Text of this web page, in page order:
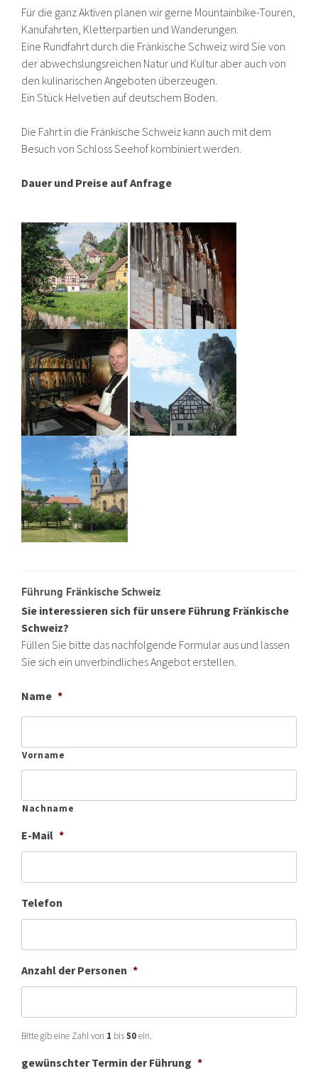
Für die ganz Aktiven planen wir gerne Mountainbike-Touren,
Kanufahrten, Kletterpartien und Wanderungen.
Eine Rundfahrt durch die Fränkische Schweiz wird Sie von
der abwechslungsreichen Natur und Kultur aber auch von
den kulinarischen Angeboten überzeugen.
Ein Stück Helvetien auf deutschem Boden.
Die Fahrt in die Fränkische Schweiz kann auch mit dem
Besuch von Schloss Seehof kombiniert werden.
Dauer und Preise auf Anfrage
Führung Fränkische Schweiz
Sie interessieren sich für unsere Führung Fränkische
Schweiz?
Füllen Sie bitte das nachfolgende Formular aus und lassen
Sie sich ein unverbindliches Angebot erstellen.
Name *
Vorname
Nachname
E-Mail *
Telefon
Anzahl der Personen *
Bitte gib eine Zahl von 1 bis50ein.
gewünschter Termin der Führung *